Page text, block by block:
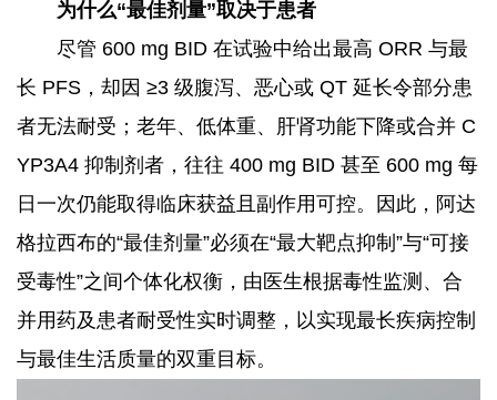
为什么“最佳剂量”取决于患者
尽管 600 mg BID 在试验中给出最高 ORR 与最
长 PFS，却因 ≥3 级腹泻、恶心或 QT 延长令部分患
者无法耐受；老年、低体重、肝肾功能下降或合并 C
YP3A4 抑制剂者，往往 400 mg BID 甚至 600 mg 每
日一次仍能取得临床获益且副作用可控。因此，阿达
格拉西布的“最佳剂量”必须在“最大靶点抑制”与“可接
受毒性”之间个体化权衡，由医生根据毒性监测、合
并用药及患者耐受性实时调整，以实现最长疾病控制
与最佳生活质量的双重目标。